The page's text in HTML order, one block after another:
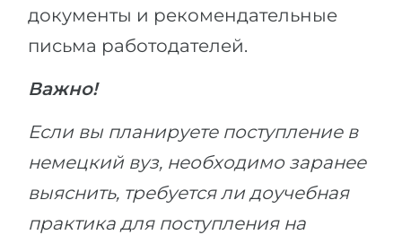
документы и рекомендательные
письма работодателей.
Важно!
Если вы планируете поступление в
немецкий вуз, необходимо заранее
выяснить, требуется ли доучебная
практика для поступления на